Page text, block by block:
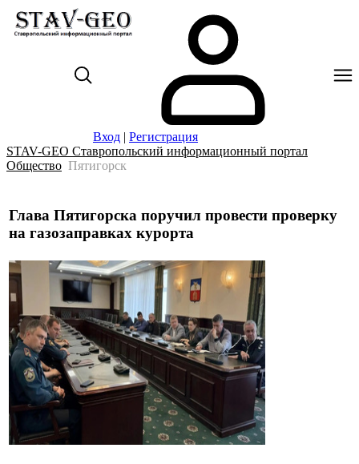
Вход | Регистрация
STAV-GEO Ставропольский информационный портал
Общество Пятигорск
Глава Пятигорска поручил провести проверку
на газозаправках курорта